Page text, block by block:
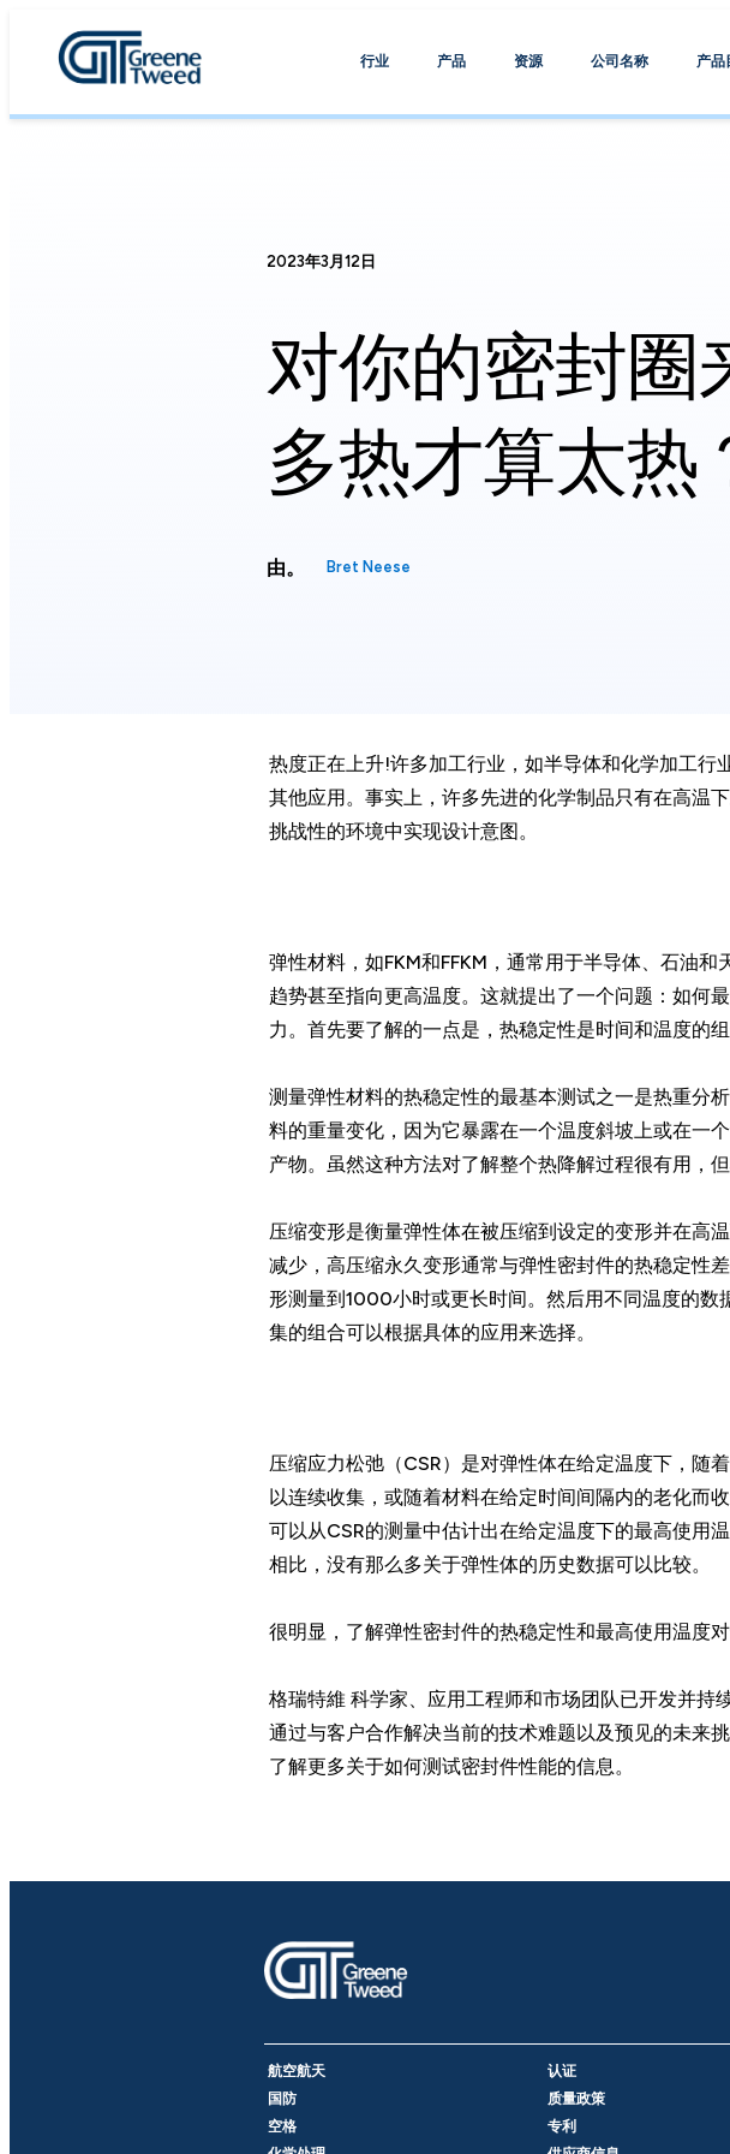
行业 产品 资源 公司名称 产品
2023年3月12日
对你的密封圈
多热才算太热
由。 Bret Neese
热度正在上升!许多加工行业，如半导体和化学加工
其他应用。事实上，许多先进的化学制品只有在高温
挑战性的环境中实现设计意图。
弹性材料，如FKM和FFKM，通常用于半导体、石油
趋势甚至指向更高温度。这就提出了一个问题：如何
力。首先要了解的一点是，热稳定性是时间和温度的
测量弹性材料的热稳定性的最基本测试之一是热重分
料的重量变化，因为它暴露在一个温度斜坡上或在一
产物。虽然这种方法对了解整个热降解过程很有用，
压缩变形是衡量弹性体在被压缩到设定的变形并在高
减少，高压缩永久变形通常与弹性密封件的热稳定性
形测量到1000小时或更长时间。然后用不同温度的
集的组合可以根据具体的应用来选择。
压缩应力松弛（CSR）是对弹性体在给定温度下，随
以连续收集，或随着材料在给定时间间隔内的老化而
可以从CSR的测量中估计出在给定温度下的最高使用
相比，没有那么多关于弹性体的历史数据可以比较。
很明显，了解弹性密封件的热稳定性和最高使用温度
格瑞特維 科学家、应用工程师和市场团队已开发并持
通过与客户合作解决当前的技术难题以及预见的未来
了解更多关于如何测试密封件性能的信息。
航空航天
国防
空格
认证
质量政策
专利